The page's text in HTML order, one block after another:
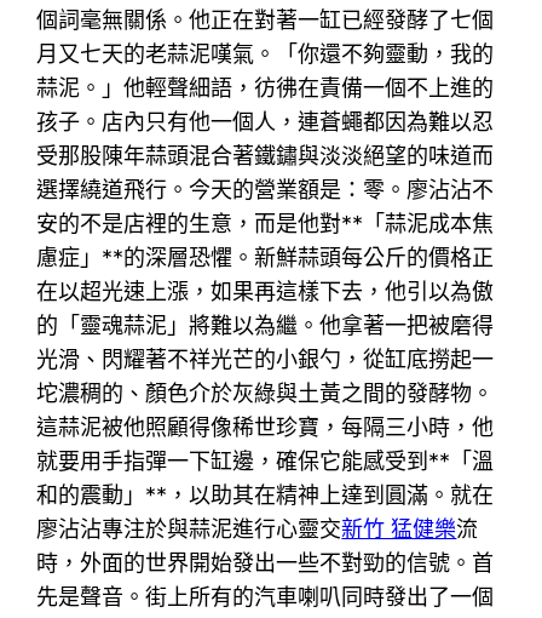
個詞毫無關係。他正在對著一缸已經發酵了七個
月又七天的老蒜泥嘆氣。「你還不夠靈動，我的
蒜泥。」他輕聲細語，彷彿在責備一個不上進的
孩子。店內只有他一個人，連蒼蠅都因為難以忍
受那股陳年蒜頭混合著鐵鏽與淡淡絕望的味道而
選擇繞道飛行。今天的營業額是：零。廖沾沾不
安的不是店裡的生意，而是他對**「蒜泥成本焦
慮症」**的深層恐懼。新鮮蒜頭每公斤的價格正
在以超光速上漲，如果再這樣下去，他引以為傲
的「靈魂蒜泥」將難以為繼。他拿著一把被磨得
光滑、閃耀著不祥光芒的小銀勺，從缸底撈起一
坨濃稠的、顏色介於灰綠與土黃之間的發酵物。
這蒜泥被他照顧得像稀世珍寶，每隔三小時，他
就要用手指彈一下缸邊，確保它能感受到**「溫
和的震動」**，以助其在精神上達到圓滿。就在
廖沾沾專注於與蒜泥進行心靈交新竹 猛健樂流
時，外面的世界開始發出一些不對勁的信號。首
先是聲音。街上所有的汽車喇叭同時發出了一個